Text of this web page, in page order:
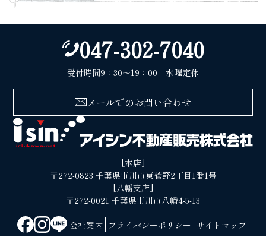
[本店]
〒272-0823 千葉県市川市東菅野2丁目1番1号
[八幡支店]
〒272-0021 千葉県市川市八幡4-5-13
会社案内 プライバシーポリシー サイトマップ
047-302-7040
受付時間9：30〜19：00 水曜定休
メールでのお問い合わせ